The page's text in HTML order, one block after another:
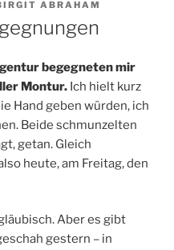
ABRAHAM
begegneten mir
Montur. Ich hielt kurz
Hand geben würden, ich
Beide schmunzelten
getan. Gleich
heute, am Freitag, den
Aber es gibt
gestern – in